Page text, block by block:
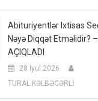
Abituriyentlər Ixtisas
Nəyə Diqqət Etməlidir?
AÇIQLADI
28 İyul 2026
TURAL KƏLBƏCƏRLİ